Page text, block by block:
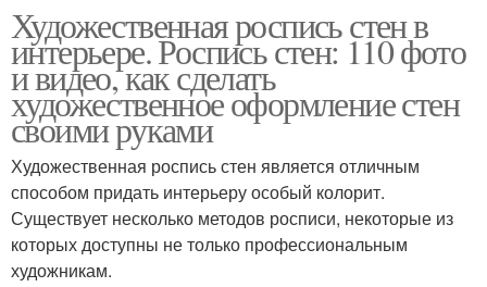
интерьер
Кухня в интерьере
Цвета в интерьере
интерьер
Серо-бежевый
интерьер
Художественная роспись стен в
интерьере. Роспись стен: 110 фото
и видео, как сделать
художественное оформление стен
своими руками
Художественная роспись стен является отличным
способом придать интерьеру особый колорит.
Существует несколько методов росписи, некоторые из
которых доступны не только профессиональным
художникам.